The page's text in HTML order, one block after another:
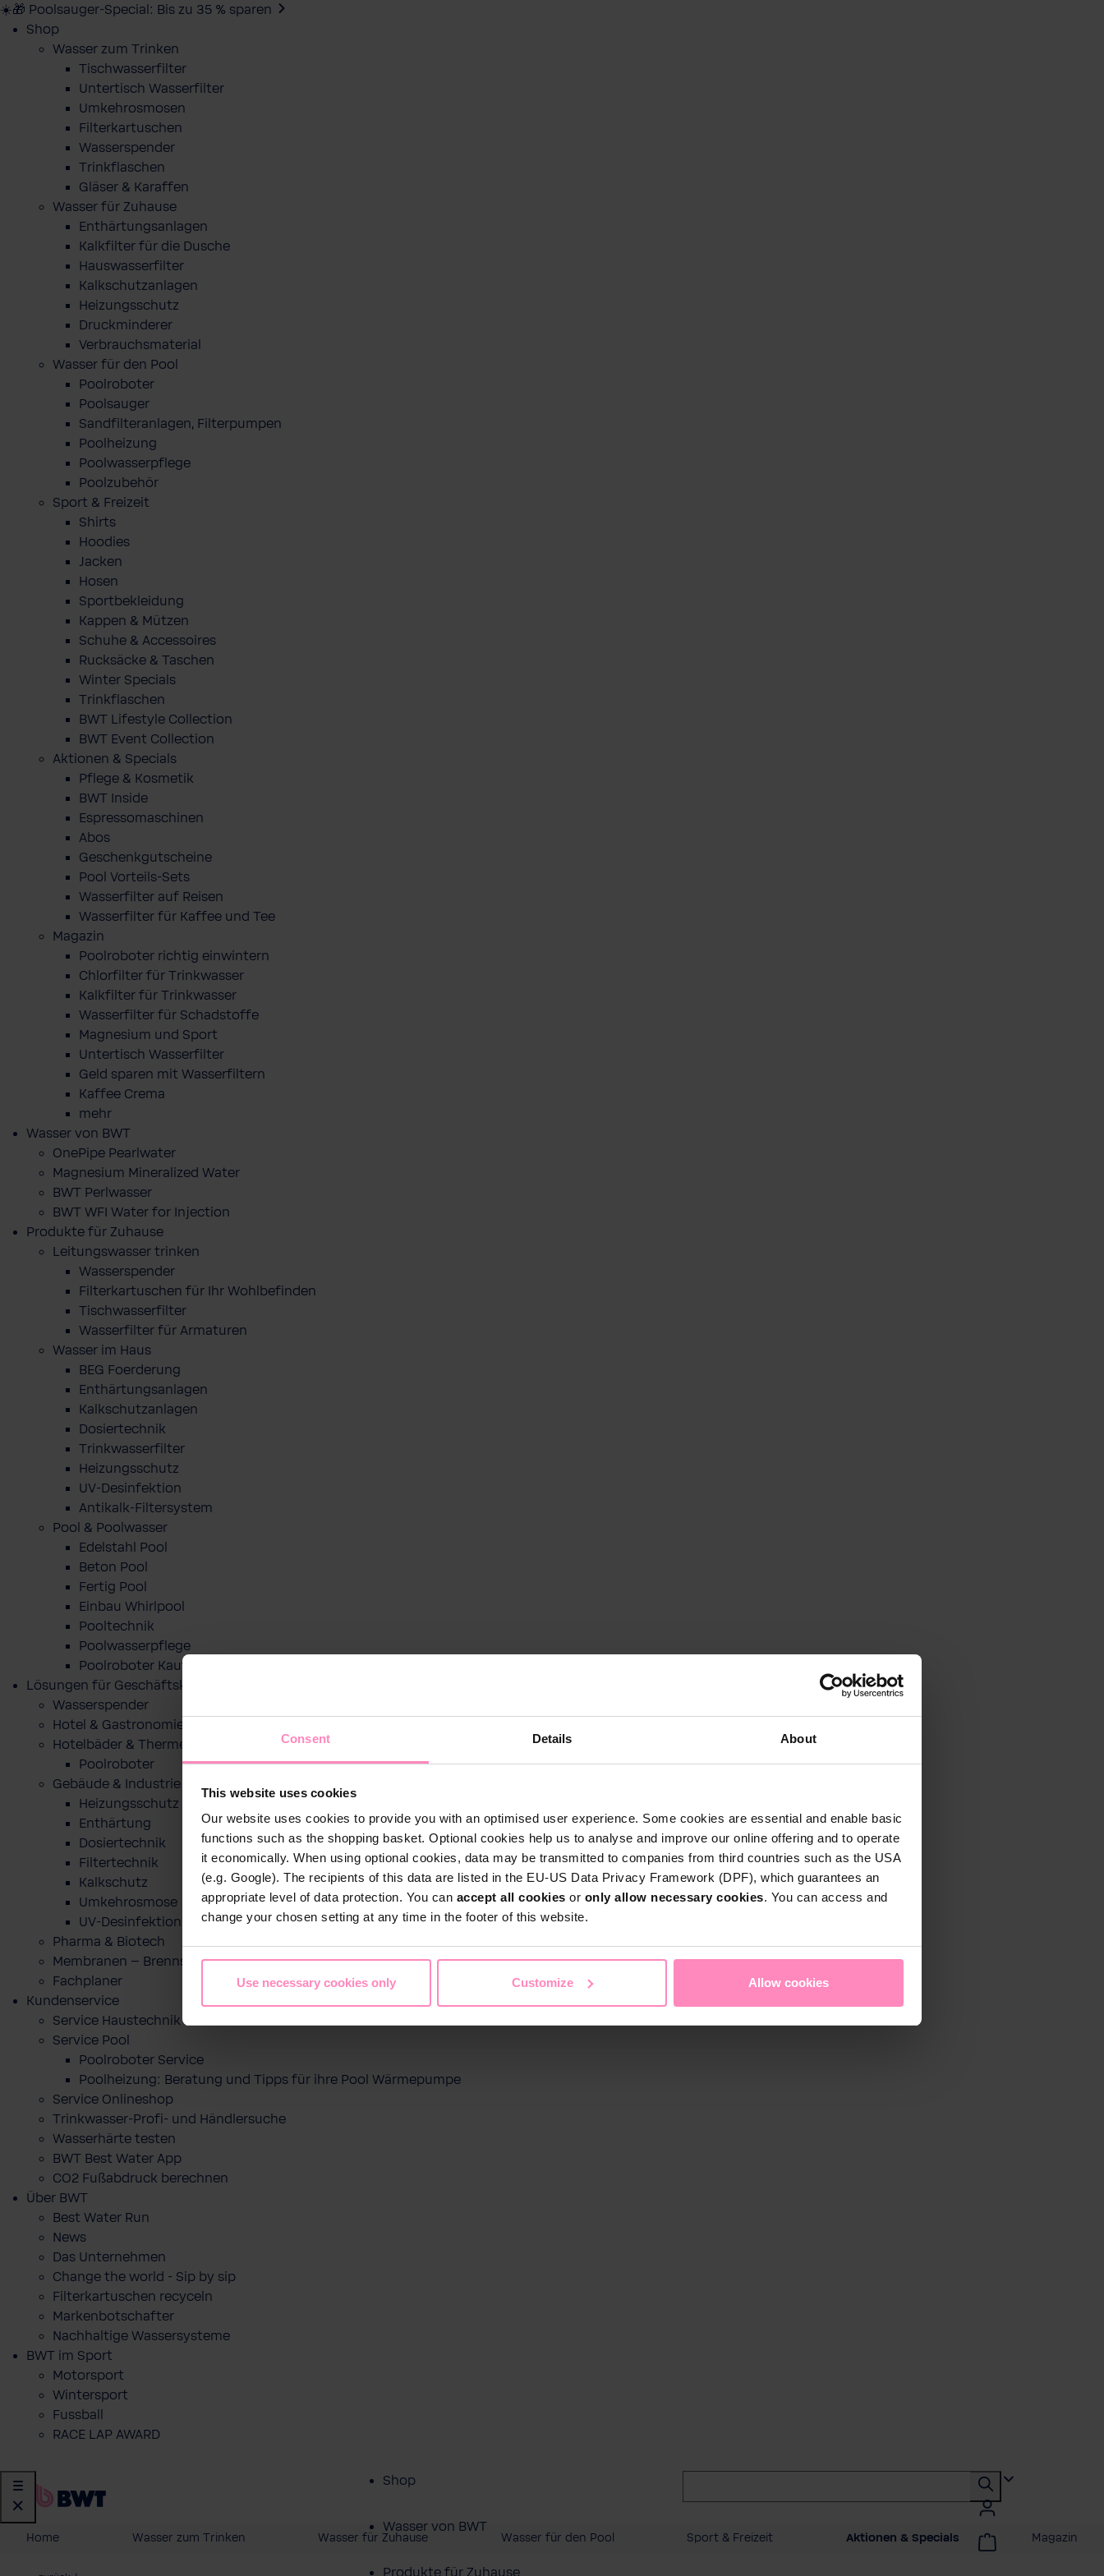
Consent Details About
This website uses cookies
Our website uses cookies to provide you with an optimised user experience. Some cookies are essential and enable basic
functions such as the shopping basket. Optional cookies help us to analyse and improve our online offering and to operate
it economically. When using optional cookies, data may be transmitted to companies from third countries such as the USA
(e.g. Google). The recipients of this data are listed in the EU-US Data Privacy Framework (DPF), which guarantees an
appropriate level of data protection. You can accept all cookies or only allow necessary cookies. You can access and
change your chosen setting at any time in the footer of this website.
Use necessary cookies only Customize Allow cookies
☀️🎁 Poolsauger-Special: Bis zu 35 % sparen
Shop
Wasser zum Trinken
Tischwasserfilter
Untertisch Wasserfilter
Umkehrosmosen
Filterkartuschen
Wasserspender
Trinkflaschen
Gläser & Karaffen
Wasser für Zuhause
Enthärtungsanlagen
Kalkfilter für die Dusche
Hauswasserfilter
Kalkschutzanlagen
Heizungsschutz
Druckminderer
Verbrauchsmaterial
Wasser für den Pool
Poolroboter
Poolsauger
Sandfilteranlagen, Filterpumpen
Poolheizung
Poolwasserpflege
Poolzubehör
Sport & Freizeit
Shirts
Hoodies
Jacken
Hosen
Sportbekleidung
Kappen & Mützen
Schuhe & Accessoires
Rucksäcke & Taschen
Winter Specials
Trinkflaschen
BWT Lifestyle Collection
BWT Event Collection
Aktionen & Specials
Pflege & Kosmetik
BWT Inside
Espressomaschinen
Abos
Geschenkgutscheine
Pool Vorteils-Sets
Wasserfilter auf Reisen
Wasserfilter für Kaffee und Tee
Magazin
Poolroboter richtig einwintern
Chlorfilter für Trinkwasser
Kalkfilter für Trinkwasser
Wasserfilter für Schadstoffe
Magnesium und Sport
Untertisch Wasserfilter
Geld sparen mit Wasserfiltern
Kaffee Crema
mehr
Wasser von BWT
OnePipe Pearlwater
Magnesium Mineralized Water
BWT Perlwasser
BWT WFI Water for Injection
Produkte für Zuhause
Leitungswasser trinken
Wasserspender
Filterkartuschen für Ihr Wohlbefinden
Tischwasserfilter
Wasserfilter für Armaturen
Wasser im Haus
BEG Foerderung
Enthärtungsanlagen
Kalkschutzanlagen
Dosiertechnik
Trinkwasserfilter
Heizungsschutz
UV-Desinfektion
Antikalk-Filtersystem
Pool & Poolwasser
Edelstahl Pool
Beton Pool
Fertig Pool
Einbau Whirlpool
Pooltechnik
Poolwasserpflege
Poolroboter Kaufberatung und Tipps
Lösungen für Geschäftskunden
Wasserspender
Hotel & Gastronomie
Hotelbäder & Thermen
Poolroboter
Gebäude & Industrie
Heizungsschutz
Enthärtung
Dosiertechnik
Filtertechnik
Kalkschutz
Umkehrosmose
UV-Desinfektion
Pharma & Biotech
Membranen – Brennstoffzelle
Fachplaner
Kundenservice
Service Haustechnik
Service Pool
Poolroboter Service
Poolheizung: Beratung und Tipps für ihre Pool Wärmepumpe
Service Onlineshop
Trinkwasser-Profi- und Händlersuche
Wasserhärte testen
BWT Best Water App
CO2 Fußabdruck berechnen
Über BWT
Best Water Run
News
Das Unternehmen
Change the world - Sip by sip
Filterkartuschen recyceln
Markenbotschafter
Nachhaltige Wassersysteme
BWT im Sport
Motorsport
Wintersport
Fussball
RACE LAP AWARD
Shop
Wasser von BWT
Produkte für Zuhause
Home Wasser zum Trinken Wasser für Zuhause Wasser für den Pool Sport & Freizeit Aktionen & Specials Magazin